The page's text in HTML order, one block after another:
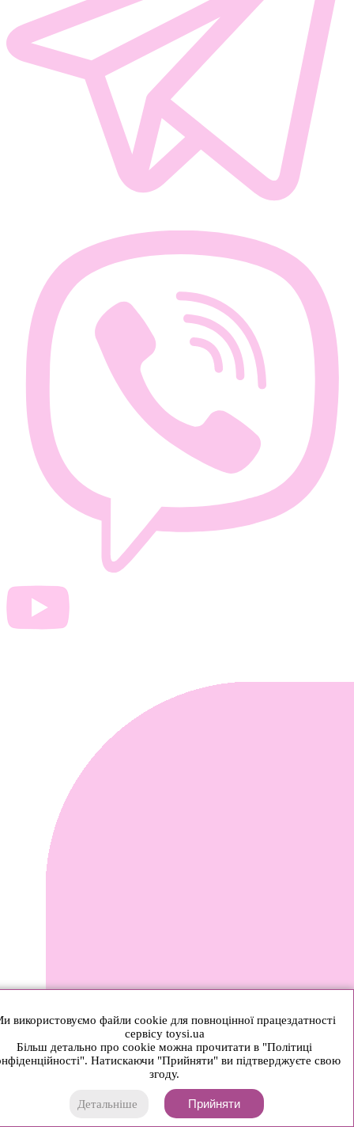
використовуємо файли cookie для повноцінної працездатності
сервісу toysi.ua
Більш детально про cookie можна прочитати в "Політиці
Натискаючи "Прийняти" ви підтверджуєте свою
згоду.
Детальніше Прийняти